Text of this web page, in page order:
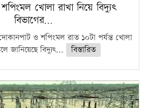
খোলা রাখা নিয়ে বিদ্যুৎ
বিভাগের…
ও শপিংমল রাত ১০টা পর্যন্ত খোলা
জানিয়েছে বিদ্যুৎ...
বিস্তারিত